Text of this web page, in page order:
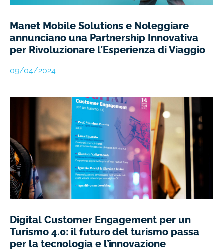
Manet Mobile Solutions e Noleggiare
annunciano una Partnership Innovativa
per Rivoluzionare l’Esperienza di Viaggio
09/04/2024
Digital Customer Engagement per un
Turismo 4.0: il futuro del turismo passa
per la tecnologia e l’innovazione